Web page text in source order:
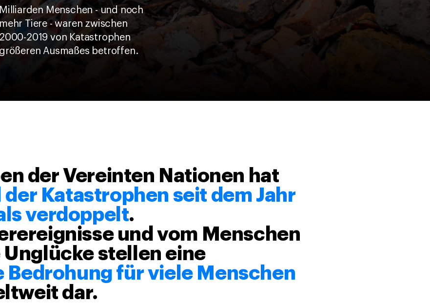
Milliarden Menschen - und noch
mehr Tiere - waren zwischen
2000-2019 von Katastrophen
größeren Ausmaßes betroffen.
der Vereinten Nationen hat
der Katastrophen seit dem Jahr
verdoppelt.
und vom Menschen
stellen eine
Bedrohung für viele Menschen
dar.